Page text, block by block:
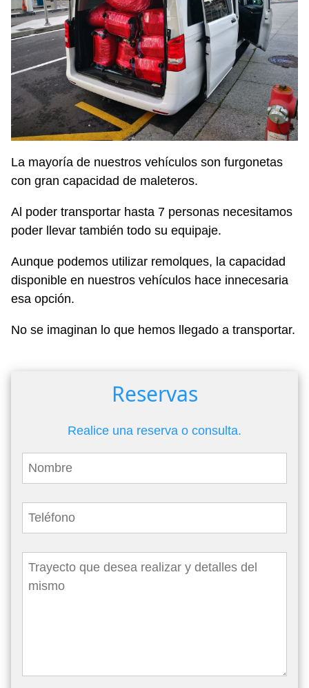
La mayoría de nuestros vehículos son furgonetas
con gran capacidad de maleteros.
Al poder transportar hasta 7 personas necesitamos
poder llevar también todo su equipaje.
Aunque podemos utilizar remolques, la capacidad
disponible en nuestros vehículos hace innecesaria
esa opción.
No se imaginan lo que hemos llegado a transportar.
Reservas
Realice una reserva o consulta.